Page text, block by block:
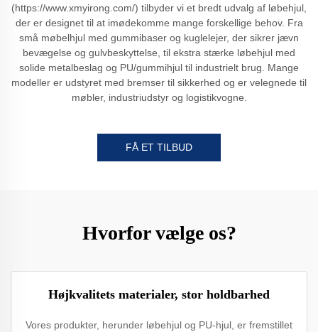
(https://www.xmyirong.com/) tilbyder vi et bredt udvalg af løbehjul,
der er designet til at imødekomme mange forskellige behov. Fra
små møbelhjul med gummibaser og kuglelejer, der sikrer jævn
bevægelse og gulvbeskyttelse, til ekstra stærke løbehjul med
solide metalbeslag og PU/gummihjul til industrielt brug. Mange
modeller er udstyret med bremser til sikkerhed og er velegnede til
møbler, industriudstyr og logistikvogne.
FÅ ET TILBUD
Hvorfor vælge os?
Højkvalitets materialer, stor holdbarhed
Vores produkter, herunder løbehjul og PU-hjul, er fremstillet